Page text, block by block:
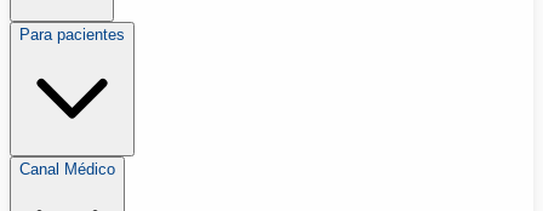
Para pacientes
Canal Médico